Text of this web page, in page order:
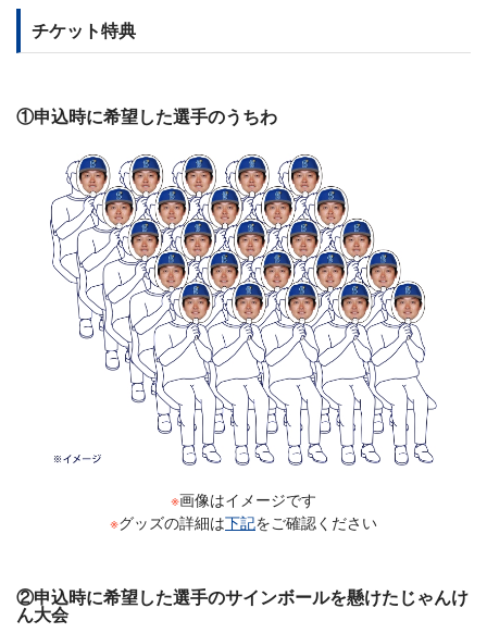
チケット特典
①申込時に希望した選手のうちわ
※画像はイメージです
※グッズの詳細は下記をご確認ください
②申込時に希望した選手のサインボールを懸けたじゃんけ
ん大会